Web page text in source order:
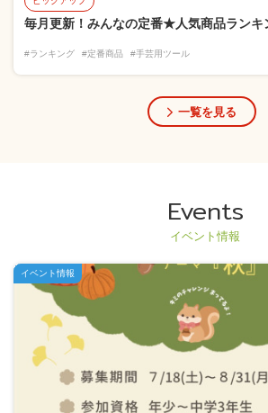
毎月更新！みんなの定番★人気商品ランキ
#ランキング #定番商品 #手芸用ツール
一覧を見る
Events
イベント情報
イベント情報